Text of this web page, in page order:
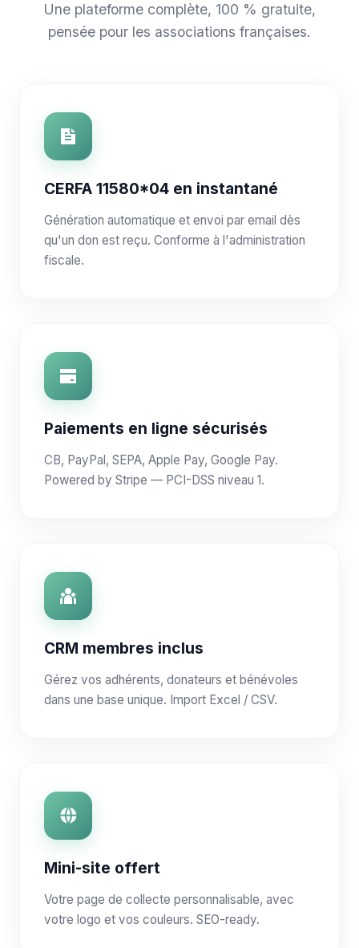
Une plateforme complète, 100 % gratuite,
pensée pour les associations françaises.
CERFA 11580*04 en instantané
Génération automatique et envoi par email dès
qu'un don est reçu. Conforme à l'administration
fiscale.
Paiements en ligne sécurisés
CB, PayPal, SEPA, Apple Pay, Google Pay.
Powered by Stripe — PCI-DSS niveau 1.
CRM membres inclus
Gérez vos adhérents, donateurs et bénévoles
dans une base unique. Import Excel / CSV.
Mini-site offert
Votre page de collecte personnalisable, avec
votre logo et vos couleurs. SEO-ready.